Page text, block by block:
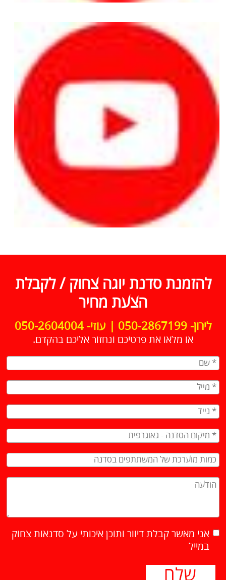
להזמנת סדנת יוגה צחוק / לקבלת
הצעת מחיר
לירון- 050-2867199 | עוזי- 050-2604004
או מלאו את פרטיכם ונחזור אליכם בהקדם.
אני מאשר קבלת דיוור ותוכן איכותי על סדנאות צחוק
במייל